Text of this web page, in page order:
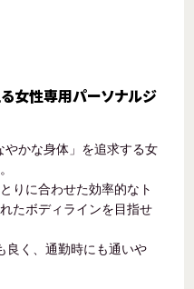
女性専用パーソナルジ
やかな身体」を追求する女
りに合わせた効率的なト
たボディラインを目指せ
良く、通勤時にも通いや